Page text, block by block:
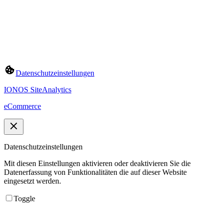
Datenschutzeinstellungen
IONOS SiteAnalytics
eCommerce
Datenschutzeinstellungen
Mit diesen Einstellungen aktivieren oder deaktivieren Sie die
Datenerfassung von Funktionalitäten die auf dieser Website
eingesetzt werden.
Toggle